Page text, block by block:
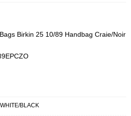
Birkin 25 10/89 Handbag Craie/Noir
BLACK